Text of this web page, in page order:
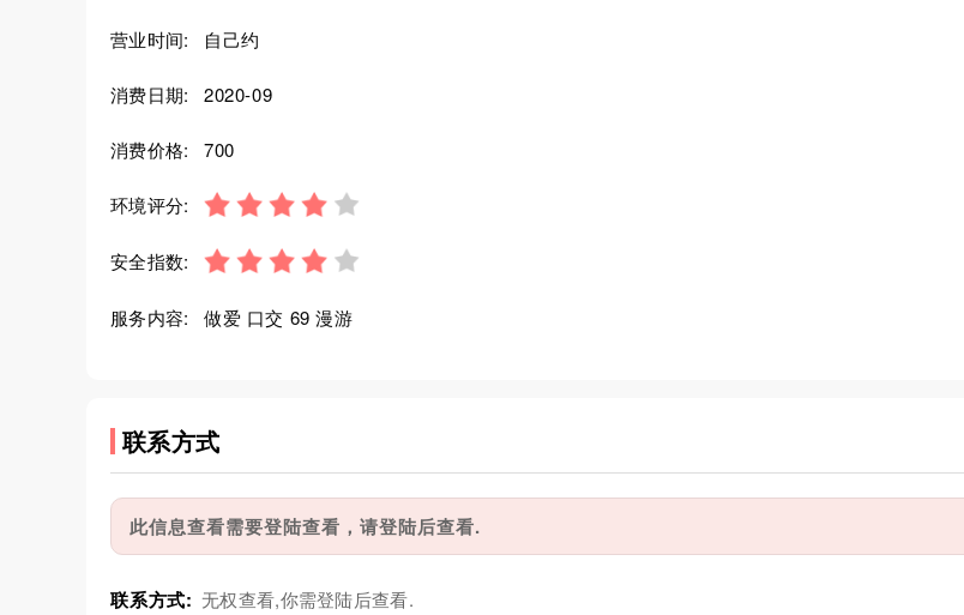
营业时间: 自己约
消费日期: 2020-09
消费价格: 700
环境评分:
安全指数:
服务内容: 做爱 口交 69 漫游
联系方式
此信息查看需要登陆查看，请登陆后查看.
联系方式: 无权查看,你需登陆后查看.